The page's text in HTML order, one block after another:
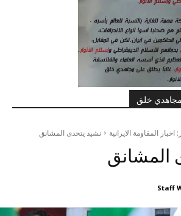
مجاهدي خلق
اخبار المقاومة الايرانية نشيد يتحدى المشانق
المشانق
Staff